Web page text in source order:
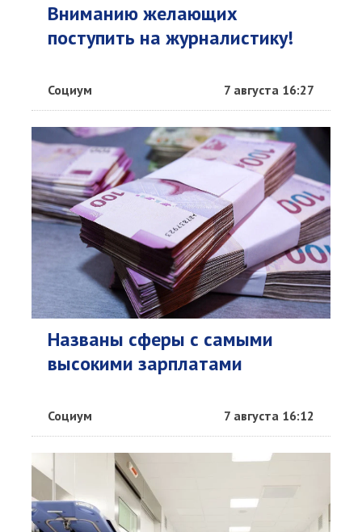
Вниманию желающих
поступить на журналистику!
Социум 7 августа 16:27
Названы сферы с самыми
высокими зарплатами
Социум 7 августа 16:12